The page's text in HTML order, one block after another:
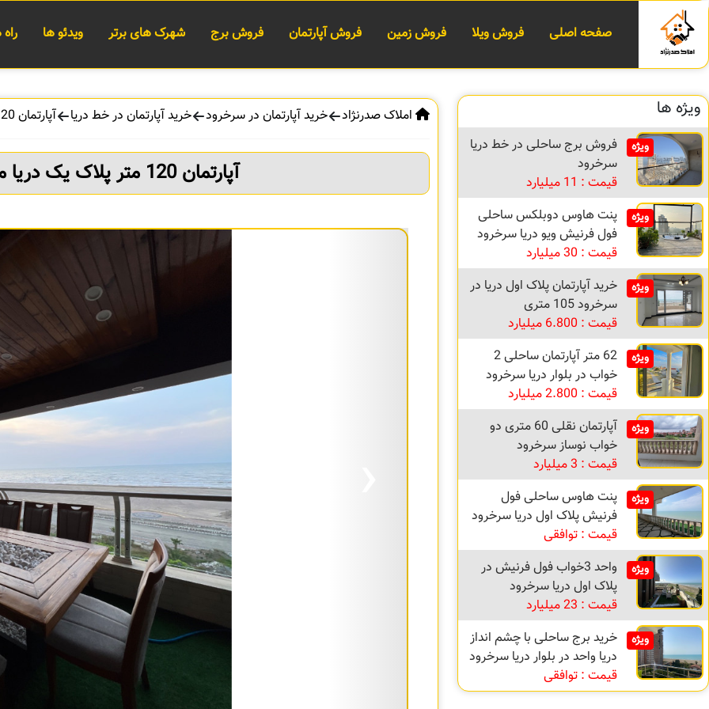
صفحه اصلی فروش ویلا فروش زمین فروش آپارتمان فروش برج شهرک های برتر ویدئو ها
املاک صدرنژاد خرید آپارتمان در سرخرود خرید آپارتمان در خط دریا آپارتمان 120 متر پلاک یک دریا مبله خط دریا سرخرود
آپارتمان 120 متر پلاک یک دریا مبله خط دریا سرخرود
ویژه ها
ویژه
فروش برج ساحلی در خط دریا
سرخرود
قیمت : 11 میلیارد
ویژه
پنت هاوس دوبلکس ساحلی
فول فرنیش ویو دریا سرخرود
قیمت : 30 میلیارد
ویژه
خرید آپارتمان پلاک اول دریا در
سرخرود 105 متری
قیمت : 6.800 میلیارد
ویژه
62 متر آپارتمان ساحلی 2
خواب در بلوار دریا سرخرود
قیمت : 2.800 میلیارد
ویژه
آپارتمان نقلی 60 متری دو
خواب نوساز سرخرود
قیمت : 3 میلیارد
ویژه
پنت هاوس ساحلی فول
فرنیش پلاک اول دریا سرخرود
قیمت : توافقی
ویژه
واحد 3خواب فول فرنیش در
پلاک اول دریا سرخرود
قیمت : 23 میلیارد
ویژه
خرید برج ساحلی با چشم انداز
دریا واحد در بلوار دریا سرخرود
قیمت : توافقی